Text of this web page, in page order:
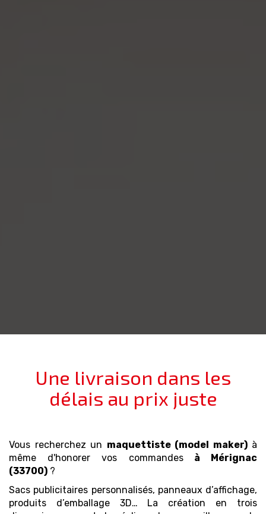
Une livraison dans les
délais au prix juste
Vous recherchez un maquettiste (model maker)à
même d'honorer vos commandes
à Mérignac
(33700) ?
Sacs publicitaires personnalisés, panneaux d’affichage,
produits d’emballage 3D… La création en trois